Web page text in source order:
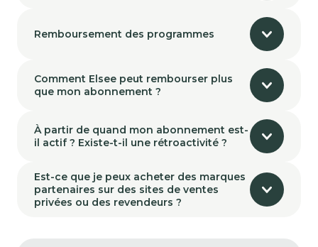
Remboursement des programmes
Comment Elsee peut rembourser plus
que mon abonnement ?
À partir de quand mon abonnement est-
il actif ? Existe-t-il une rétroactivité ?
Est-ce que je peux acheter des marques
partenaires sur des sites de ventes
privées ou des revendeurs ?